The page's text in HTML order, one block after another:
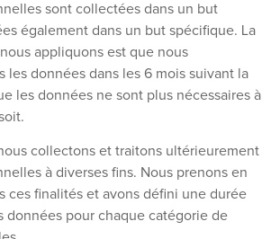
sont collectées dans un but
également dans un but spécifique. La
appliquons est que nous
les données dans les 6 mois suivant la
les données ne sont plus nécessaires à
collectons et traitons ultérieurement
à diverses fins. Nous prenons en
ces finalités et avons défini une durée
données pour chaque catégorie de